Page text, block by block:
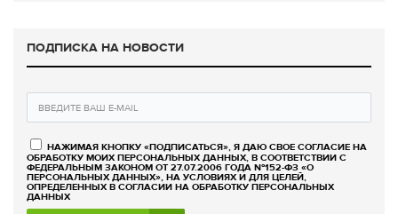
ПОДПИСКА НА НОВОСТИ
НАЖИМАЯ КНОПКУ «ПОДПИСАТЬСЯ», Я ДАЮ СВОЕ СОГЛАСИЕ НА
ОБРАБОТКУ МОИХ ПЕРСОНАЛЬНЫХ ДАННЫХ, В СООТВЕТСТВИИ С
ФЕДЕРАЛЬНЫМ ЗАКОНОМ ОТ 27.07.2006 ГОДА №152-ФЗ «О
ПЕРСОНАЛЬНЫХ ДАННЫХ», НА УСЛОВИЯХ И ДЛЯ ЦЕЛЕЙ,
ОПРЕДЕЛЕННЫХ В СОГЛАСИИ НА ОБРАБОТКУ ПЕРСОНАЛЬНЫХ
ДАННЫХ